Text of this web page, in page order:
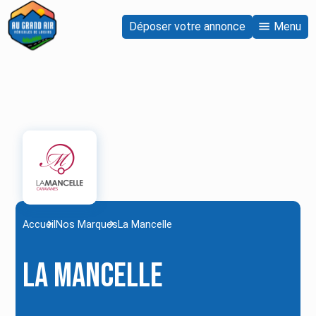
Déposer votre annonce Menu
Accueil Nos MarquesLa Mancelle
La Mancelle